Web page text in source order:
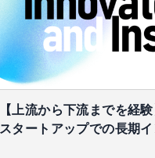
【上流から下流までを経
スタートアップでの長期